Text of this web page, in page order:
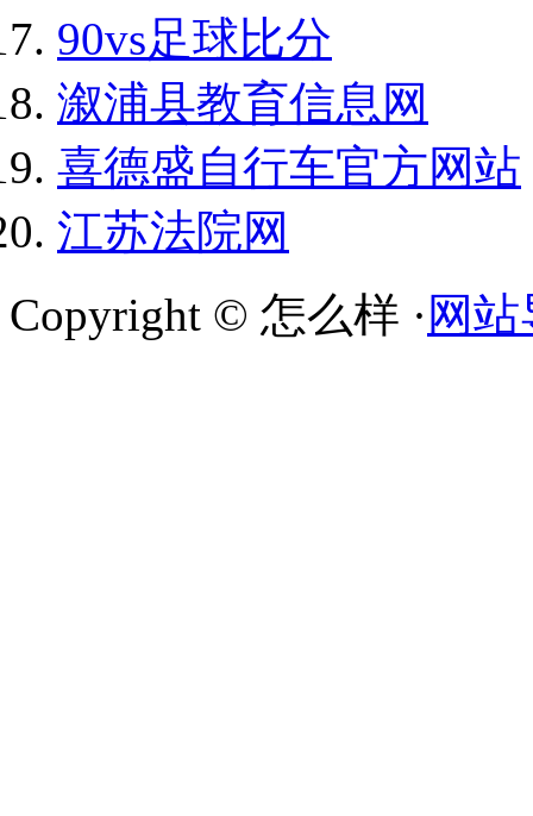
90vs足球比分
溆浦县教育信息网
喜德盛自行车官方网站
江苏法院网
Copyright © 怎么样 · 网